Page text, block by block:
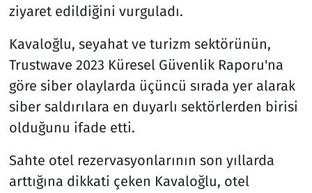
ziyaret edildiğini vurguladı.
Kavaloğlu, seyahat ve turizm sektörünün,
Trustwave 2023 Küresel Güvenlik Raporu'na
göre siber olaylarda üçüncü sırada yer alarak
siber saldırılara en duyarlı sektörlerden birisi
olduğunu ifade etti.
Sahte otel rezervasyonlarının son yıllarda
arttığına dikkati çeken Kavaloğlu, otel